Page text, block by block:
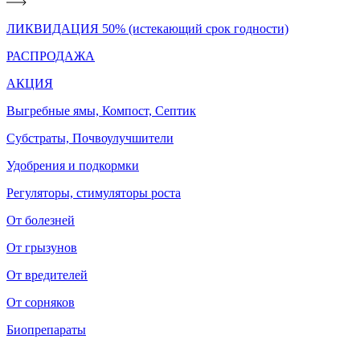
ЛИКВИДАЦИЯ 50% (истекающий срок годности)
РАСПРОДАЖА
АКЦИЯ
Выгребные ямы, Компост, Септик
Субстраты, Почвоулучшители
Удобрения и подкормки
Регуляторы, стимуляторы роста
От болезней
От грызунов
От вредителей
От сорняков
Биопрепараты